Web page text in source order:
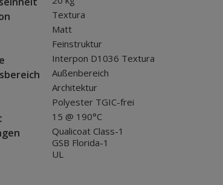
Textura
Matt
Feinstruktur
Interpon D1036 Textura
Außenbereich
Architektur
Polyester TGIC-frei
15 @ 190°C
Qualicoat Class-1
GSB Florida-1
UL